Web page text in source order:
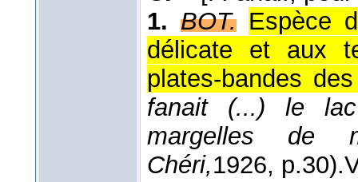
1. BOT. Espèce
délicate et aux
plates-bandes
fanait (...) le
margelles de
Chéri,1926, p.30).